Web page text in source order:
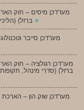
מעו”דכן מיסים – חוק
»
מעו”דכן סייבר
מעו”דכן רגולציה – חוק
ברזל) (סדרי מינהל, תקופות כהונה
מעו”דכן שוק הון –